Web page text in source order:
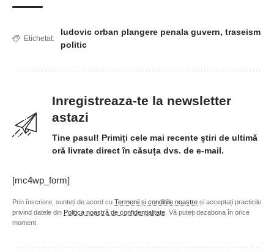
Etichetat:
ludovic orban plangere penala guvern, traseism
politic
Inregistreaza-te la newsletter
astazi
Tine pasul! Primiți cele mai recente știri de ultimă
oră livrate direct în căsuța dvs. de e-mail.
[mc4wp_form]
Prin înscriere, sunteți de acord cu Termenii și condițiile noastre și acceptați practicile
privind datele din Politica noastră de confidențialitate . Vă puteți dezabona în orice
moment.